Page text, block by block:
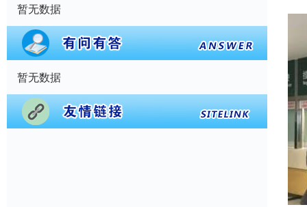
暂无数据
暂无数据